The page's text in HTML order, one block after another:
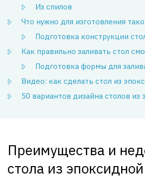
Из спилов
Что нужно для изготовления
Подготовка конструкции
Как правильно заливать стол
Подготовка формы для
Видео: как сделать стол из
50 вариантов дизайна столов
Преимущества и
стола из